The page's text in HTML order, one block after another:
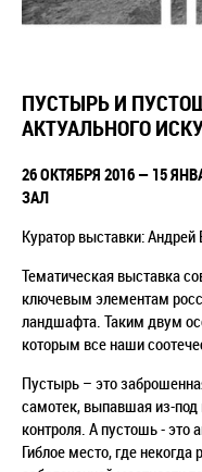
ПУСТЫРЬ И
АКТУАЛЬНОГО
26 ОКТЯБРЯ 2016 — 15
ЗАЛ
Куратор выставки: Андрей
Тематическая выставка
ключевым элементам
ландшафта. Таким двум
которым все наши
Пустырь – это
самотек, выпавшая из-под
контроля. А пустошь - это
Гиблое место, где